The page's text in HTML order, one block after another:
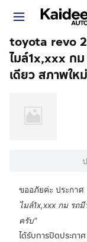
toyota revo
ไมล์1x,xxx ก
เดียว สภาพให
ขออภัยค่ะ ประกาศ
ไมล์1x,xxx กม รถ
ครับ"
ได้รับการปิดประกา